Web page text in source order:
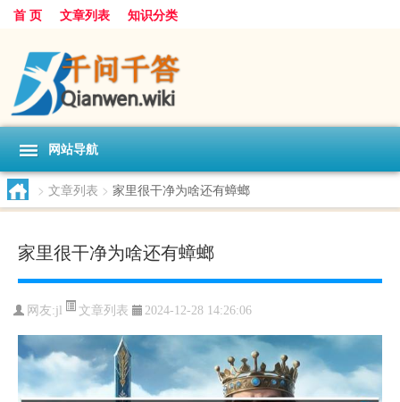
首 页 文章列表 知识分类
网站导航
> 文章列表 > 家里很干净为啥还有蟑螂
家里很干净为啥还有蟑螂
网友:jl 文章列表 2024-12-28 14:26:06